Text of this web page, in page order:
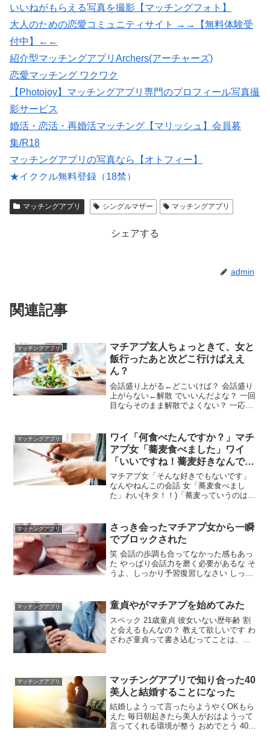
いいねがもらえる写真を撮影【マッチングフォト】
大人のための恋愛コミュニティサイト →→【無料体験受
付中】←←
紹介型マッチングアプリArchers(アーチャーズ)
恋愛マッチング ワクワク
【Photojoy】マッチングアプリ専門のプロフィール写真撮
影サービス
婚活・恋活・再婚活マッチング【マリッシュ】会員募
集/R18
マッチングアプリの写真なら【オトフィー】
★イククル無料登録（18禁）
出会いマッチングサイトPCMAX(18禁)
マッチングアプリ シングルマザー マッチングアプリ
シェアする
admin
関連記事
マッチングアプリ
マチアプ玄人ちょっときて、女と
飯行ったあと次どこ行けばええ
ん？
会話盛り上がる←どこいけば？ 会話盛り
上がらない←解散 でいいんだよな？ 一回
目ならそのまま解散でよくない？ 一応ラ
しかないやろ 無視されたり断られたらし
ゃーない次や 初日は帰る 次会った時抱く
マッチングアプリ
ワイ「何食べたんですか？」マチ
アプ女「蕎麦食べました」ワイ
「いいですね！蕎麦好きなんです
かー？」
マチアプ女「そんな好きでもないです」
なんやねんこの会話 女「蕎麦食べまし
た」わい(キタ！！)「蕎麦っていうのはね
行で戸隠そば食べましたよー旅行が好き
なんですとか
マッチングアプリ
さっき会ったマチアプ女から一瞬
でブロックされた
笑 会話の歩調も合ってなかった感もあっ
た やっぱり会話力を磨く必要があるな そ
うよ、しっかり予習復習しなさい しっか
思想・感性が合わないとだめじゃね 会話
力とかなくね
マッチングアプリ 童貞やがマチアプを始めてみた
スペック 21歳童貞 彼女いない歴年齢 割
と会えるもんなの？ 教えて欲しいです わ
ざわざ童貞って書き込むってことは、自
まずは経験と自信をつけるべきなんや。
マッチングアプリ
マッチングアプリで知り合った40
美人と結婚することになった
結婚しようって言ったらようやくOKもら
えた 毎日朝起きたら美人がおはようって
言ってくれる環境が整う おめでとう 40っ